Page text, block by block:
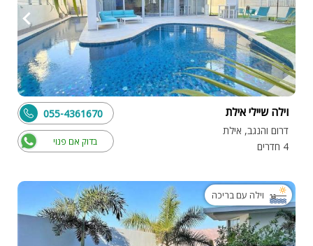
וילה שיילי אילת
דרום והנגב, אילת
4 חדרים
בדוק אם פנוי
055-4361670
וילה עם בריכה